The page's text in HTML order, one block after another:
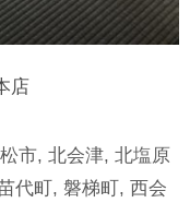
店
市,北会津,北塩原
代町, 磐梯町, 西会